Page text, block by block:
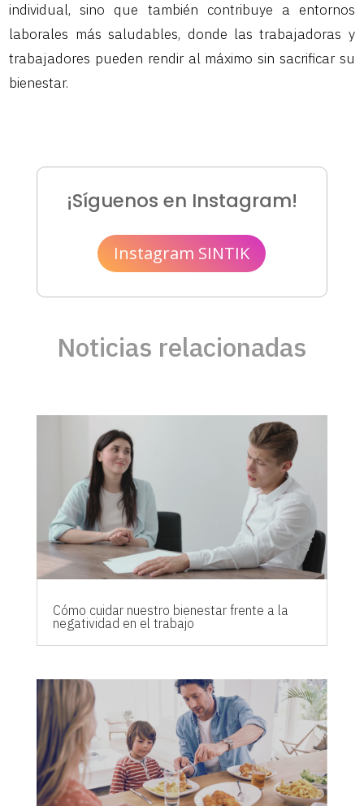
individual, sino que también contribuye a entornos
laborales más saludables, donde las trabajadoras y
trabajadores pueden rendir al máximo sin sacrificar su
bienestar.
¡Síguenos en Instagram!
Instagram SINTIK
Noticias relacionadas
Cómo cuidar nuestro bienestar frente a la
negatividad en el trabajo